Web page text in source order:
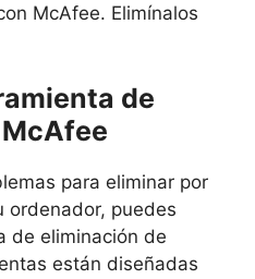
McAfee. Elimínalos
de
para eliminar por
ordenador, puedes
de eliminación de
están diseñadas